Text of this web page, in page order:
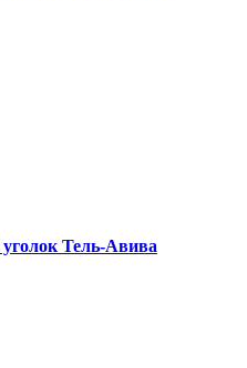
Тель-Авива